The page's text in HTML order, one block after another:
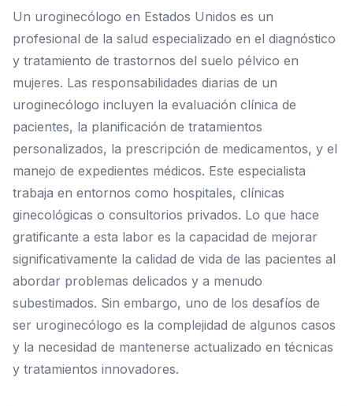
Un uroginecólogo en Estados Unidos es un
profesional de la salud especializado en el diagnóstico
y tratamiento de trastornos del suelo pélvico en
mujeres. Las responsabilidades diarias de un
uroginecólogo incluyen la evaluación clínica de
pacientes, la planificación de tratamientos
personalizados, la prescripción de medicamentos, y el
manejo de expedientes médicos. Este especialista
trabaja en entornos como hospitales, clínicas
ginecológicas o consultorios privados. Lo que hace
gratificante a esta labor es la capacidad de mejorar
significativamente la calidad de vida de las pacientes al
abordar problemas delicados y a menudo
subestimados. Sin embargo, uno de los desafíos de
ser uroginecólogo es la complejidad de algunos casos
y la necesidad de mantenerse actualizado en técnicas
y tratamientos innovadores.